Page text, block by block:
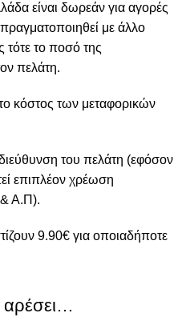
είναι δωρεάν για αγορές
με άλλο
τότε το ποσό της
πελάτη.
κόστος των μεταφορικών
του πελάτη (εφόσον
επιπλέον χρέωση
& Α.Π).
9.90€ για οποιαδήποτε